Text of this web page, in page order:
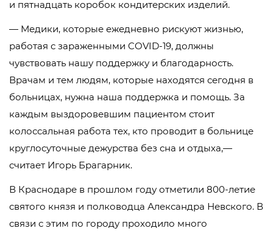
и пятнадцать коробок кондитерских изделий.
— Медики, которые ежедневно рискуют жизнью,
работая с зараженными COVID-19, должны
чувствовать нашу поддержку и благодарность.
Врачам и тем людям, которые находятся сегодня в
больницах, нужна наша поддержка и помощь. За
каждым выздоровевшим пациентом стоит
колоссальная работа тех, кто проводит в больнице
круглосуточные дежурства без сна и отдыха,—
считает Игорь Брагарник.
В Краснодаре в прошлом году отметили 800-летие
святого князя и полководца Александра Невского. В
связи с этим по городу проходило много